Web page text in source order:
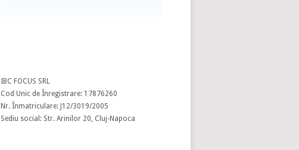
IBC FOCUS SRL
Cod Unic de Înregistrare: 17876260
Nr. Înmatriculare: J12/3019/2005
Sediu social: Str. Arinilor 20, Cluj-Napoca